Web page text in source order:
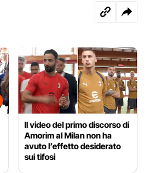
Il video del primo discorso di
Amorim al Milan non ha
avuto l’effetto desiderato
sui tifosi